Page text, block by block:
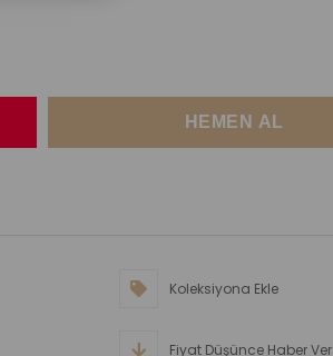
Koleksiyona Ekle
Fiyat Düşünce Haber Ver